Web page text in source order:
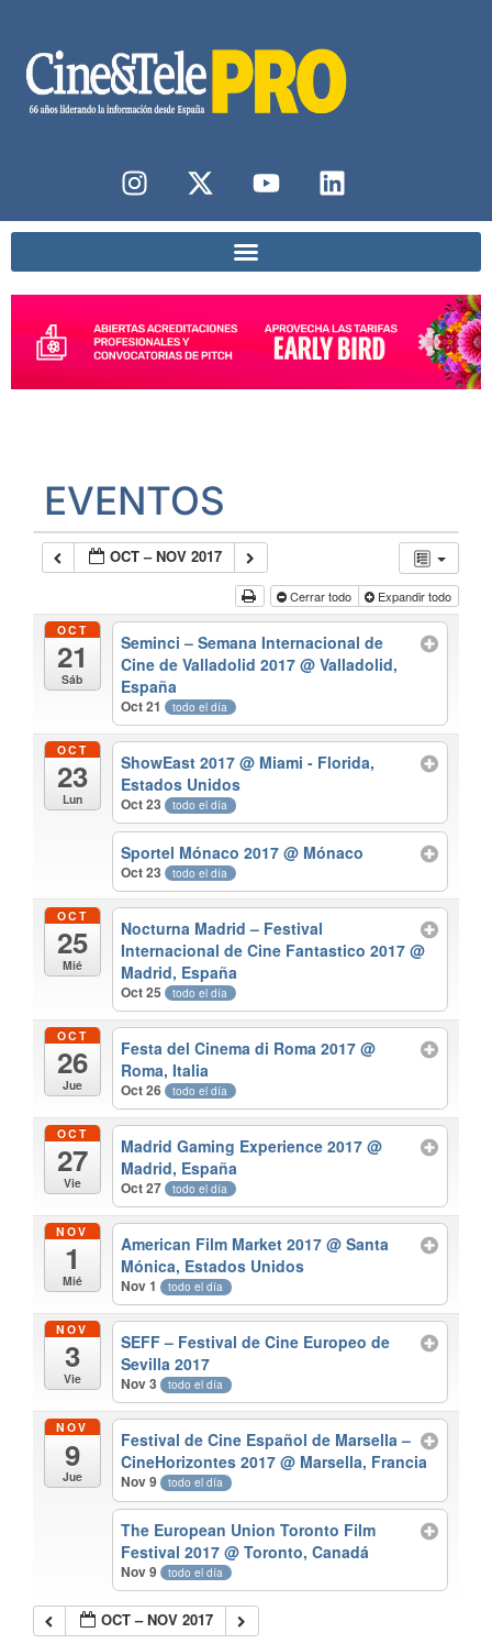
EVENTOS
OCT – NOV 2017
Cerrar todo Expandir todo
OCT
21
Sáb
Seminci – Semana Internacional de
Cine de Valladolid 2017@ Valladolid,
España
Oct 21 todo el día
OCT
23
Lun
ShowEast 2017@ Miami - Florida,
Estados Unidos
Oct 23 todo el día
Sportel Mónaco 2017@ Mónaco
Oct 23 todo el día
OCT
25
Mié
Nocturna Madrid – Festival
Internacional de Cine Fantastico 2017@
Madrid, España
Oct 25 todo el día
OCT
26
Jue
Festa del Cinema di Roma 2017@
Roma, Italia
Oct 26 todo el día
OCT
27
Vie
Madrid Gaming Experience 2017@
Madrid, España
Oct 27 todo el día
NOV
1
Mié
American Film Market 2017@ Santa
Mónica, Estados Unidos
Nov 1 todo el día
NOV
3
Vie
SEFF – Festival de Cine Europeo de
Sevilla 2017
Nov 3 todo el día
NOV
9
Jue
Festival de Cine Español de Marsella –
CineHorizontes 2017@ Marsella, Francia
Nov 9 todo el día
The European Union Toronto Film
Festival 2017@ Toronto, Canadá
Nov 9 todo el día
OCT – NOV 2017